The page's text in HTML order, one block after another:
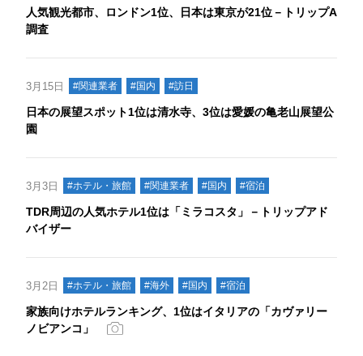
人気観光都市、ロンドン1位、日本は東京が21位－トリップA
調査
3月15日 #関連業者 #国内 #訪日
日本の展望スポット1位は清水寺、3位は愛媛の亀老山展望公
園
3月3日 #ホテル・旅館 #関連業者 #国内 #宿泊
TDR周辺の人気ホテル1位は「ミラコスタ」－トリップアド
バイザー
3月2日 #ホテル・旅館 #海外 #国内 #宿泊
家族向けホテルランキング、1位はイタリアの「カヴァリー
ノビアンコ」